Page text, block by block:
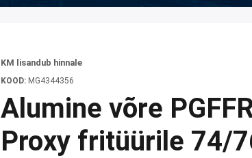
KM lisandub hinnale
KOOD: MG4344356
Alumine võre
Proxy fritüürile 74/